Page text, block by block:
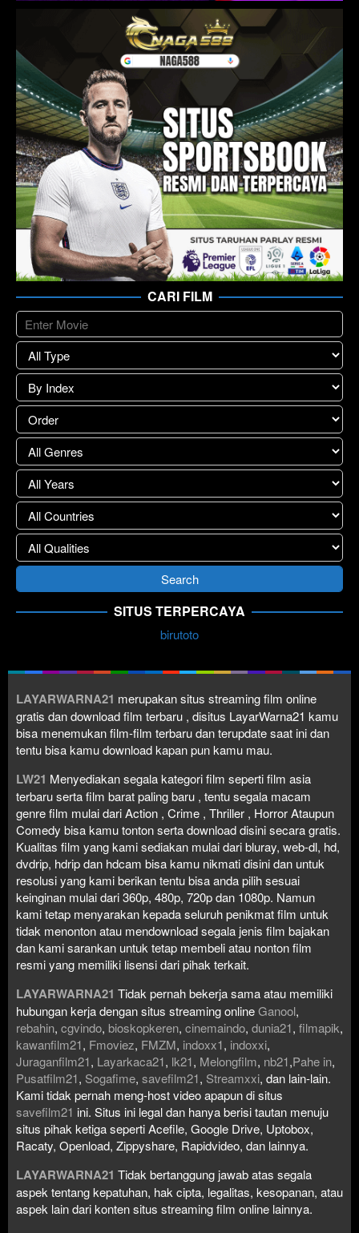
CARI FILM
SITUS TERPERCAYA
birutoto
LAYARWARNA21 merupakan situs streaming film online
gratis dan download film terbaru , disitus LayarWarna21 kamu
bisa menemukan film-film terbaru dan terupdate saat ini dan
tentu bisa kamu download kapan pun kamu mau.
LW21 Menyediakan segala kategori film seperti film asia
terbaru serta film barat paling baru , tentu segala macam
genre film mulai dari Action , Crime , Thriller , Horror Ataupun
Comedy bisa kamu tonton serta download disini secara gratis.
Kualitas film yang kami sediakan mulai dari bluray, web-dl, hd,
dvdrip, hdrip dan hdcam bisa kamu nikmati disini dan untuk
resolusi yang kami berikan tentu bisa anda pilih sesuai
keinginan mulai dari 360p, 480p, 720p dan 1080p. Namun
kami tetap menyarakan kepada seluruh penikmat film untuk
tidak menonton atau mendownload segala jenis film bajakan
dan kami sarankan untuk tetap membeli atau nonton film
resmi yang memiliki lisensi dari pihak terkait.
LAYARWARNA21 Tidak pernah bekerja sama atau memiliki
hubungan kerja dengan situs streaming onlineGanool,
rebahin, cgvindo, bioskopkeren, cinemaindo, dunia21, filmapik,
kawanfilm21, Fmoviez, FMZM, indoxx1, indoxxi,
Juraganfilm21, Layarkaca21, lk21, Melongfilm, nb21,Pahe in,
Pusatfilm21, Sogafime, savefilm21, Streamxxi, dan lain-lain.
Kami tidak pernah meng-host video apapun di situs
savefilm21 ini. Situs ini legal dan hanya berisi tautan menuju
situs pihak ketiga seperti Acefile, Google Drive, Uptobox,
Racaty, Openload, Zippyshare, Rapidvideo, dan lainnya.
LAYARWARNA21 Tidak bertanggung jawab atas segala
aspek tentang kepatuhan, hak cipta, legalitas, kesopanan, atau
aspek lain dari konten situs streaming film online lainnya.